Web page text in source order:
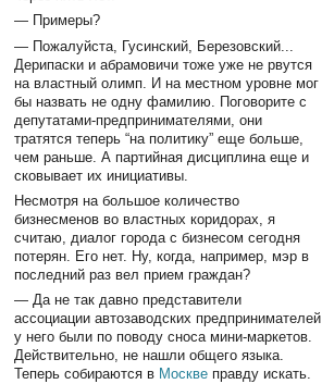
— Примеры?
— Пожалуйста, Гусинский, Березовский...
Дерипаски и абрамовичи тоже уже не рвутся
на властный олимп. И на местном уровне мог
бы назвать не одну фамилию. Поговорите с
депутатами-предпринимателями, они
тратятся теперь “на политику” еще больше,
чем раньше. А партийная дисциплина еще и
сковывает их инициативы.
Несмотря на большое количество
бизнесменов во властных коридорах, я
считаю, диалог города с бизнесом сегодня
потерян. Его нет. Ну, когда, например, мэр в
последний раз вел прием граждан?
— Да не так давно представители
ассоциации автозаводских предпринимателей
у него были по поводу сноса мини-маркетов.
Действительно, не нашли общего языка.
Теперь собираются в Москве правду искать.